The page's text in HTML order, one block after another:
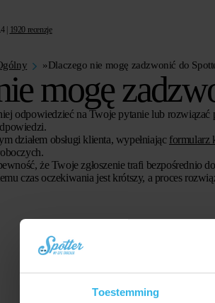
Toestemming
| 1920 recenzje
»Dlaczego nie mogę zadzwonić do
mogę
odpowiedzieć na Twoje pytanie lub
działem obsługi klienta, wypełniając formularz
że Twoje zgłoszenie trafi bezpośrednio
czas oczekiwania jest krótszy, a proces